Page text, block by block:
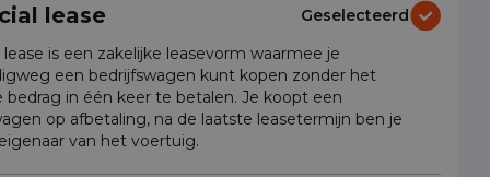
lease
Geselecteerd
lease is een zakelijke leasevorm waarmee je
een bedrijfswagen kunt kopen zonder het
bedrag in één keer te betalen. Je koopt een
op afbetaling, na de laatste leasetermijn ben je
van het voertuig.